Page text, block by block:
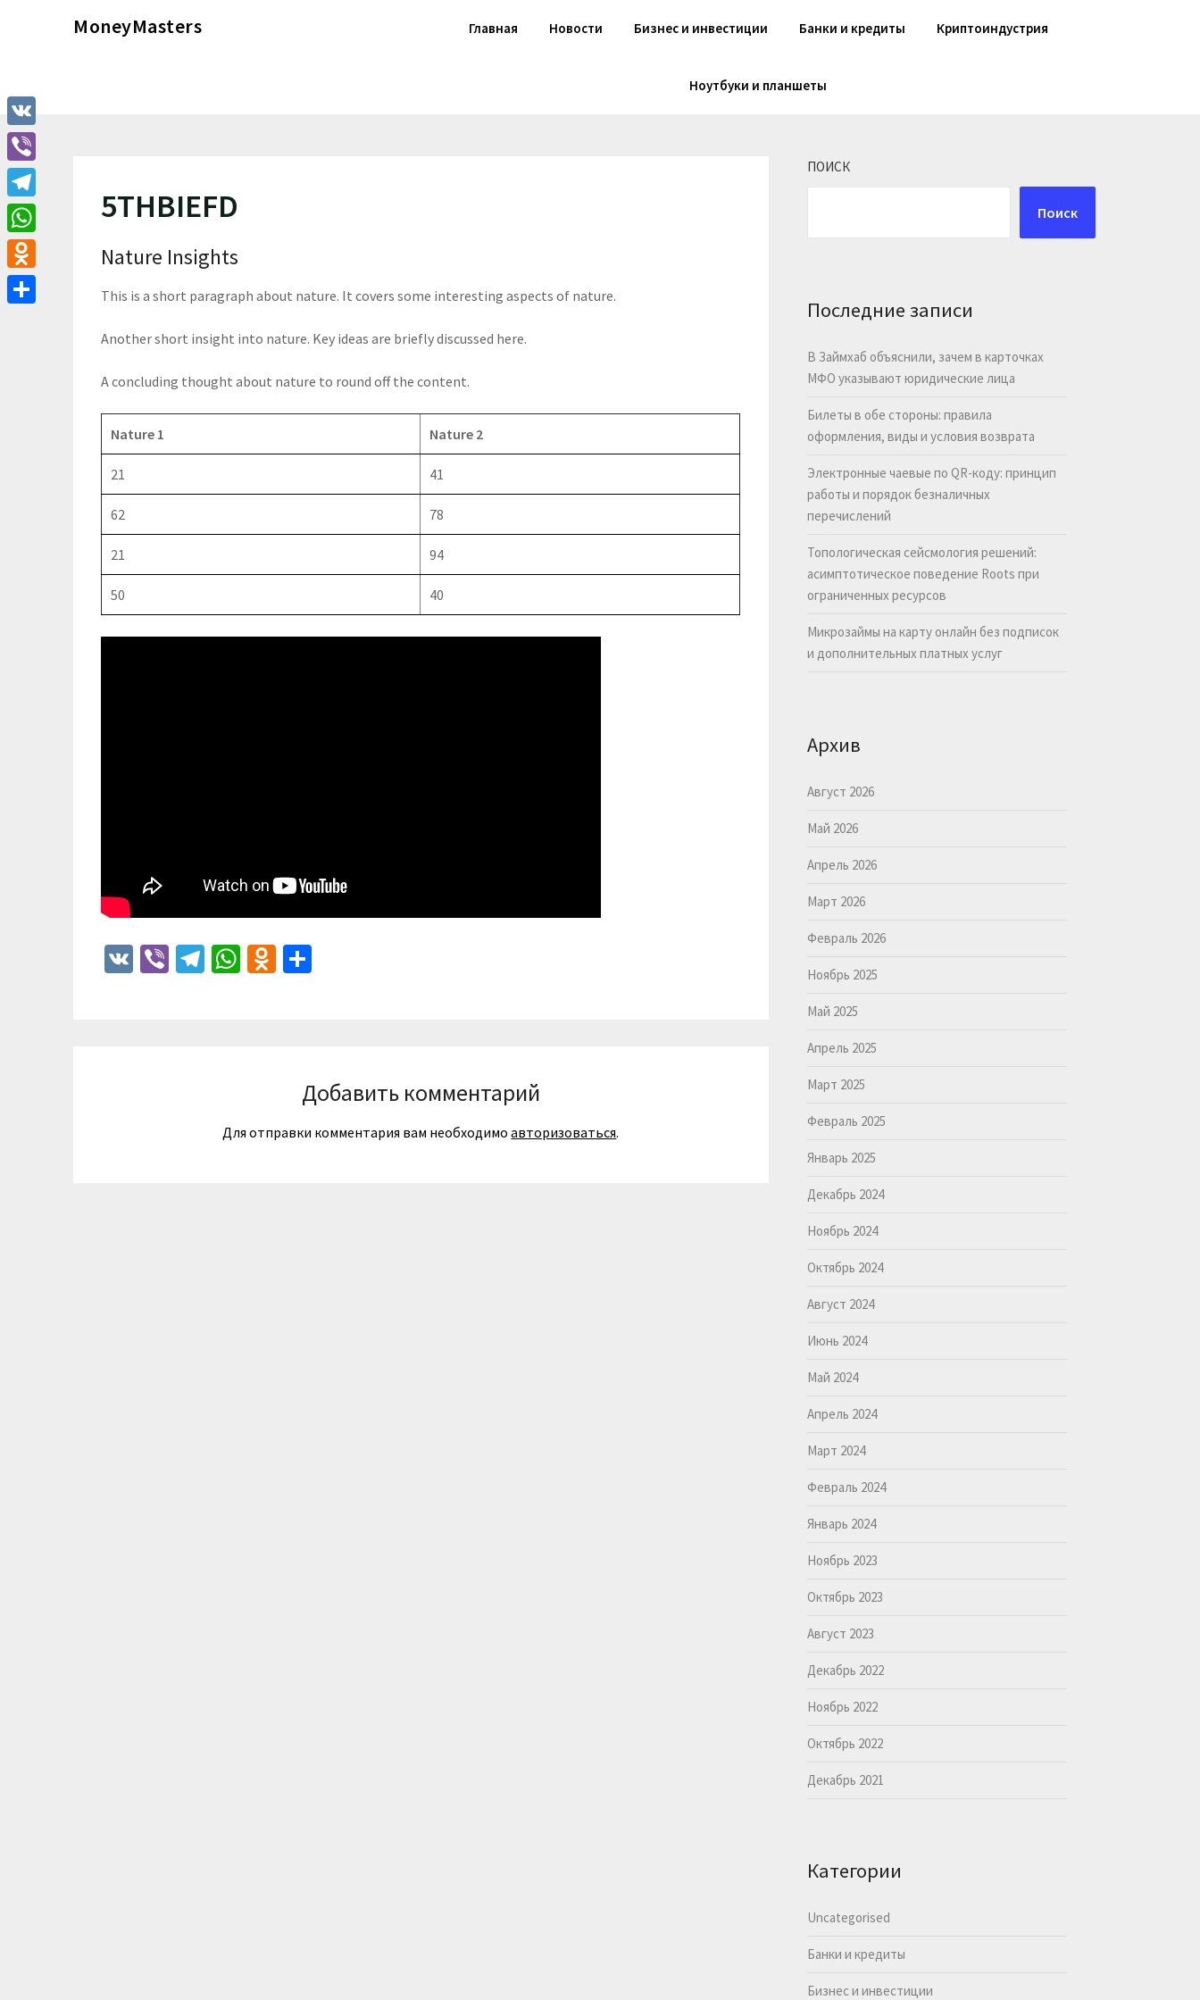
MoneyMasters Главная Новости Бизнес и инвестиции Банки и кредиты Криптоиндустрия
Ноутбуки и планшеты
5THBIEFD
Nature Insights
This is a short paragraph about nature. It covers some interesting aspects of nature.
Another short insight into nature. Key ideas are briefly discussed here.
A concluding thought about nature to round off the content.
Nature 1 Nature 2
21 41
62 78
21 94
50 40
VK ViberTelegram
WhatsApp
Odnoklassniki
Добавить комментарий
Для отправки комментария вам необходимоавторизоваться.
ПОИСК
Поиск
Последние записи
В Займхаб объяснили, зачем в карточках
МФО указывают юридические лица
Билеты в обе стороны: правила
оформления, виды и условия возврата
Электронные чаевые по QR-коду: принцип
работы и порядок безналичных
перечислений
Топологическая сейсмология решений:
асимптотическое поведение Roots при
ограниченных ресурсов
Микрозаймы на карту онлайн без подписок
и дополнительных платных услуг
Архив
Август 2026
Май 2026
Апрель 2026
Март 2026
Февраль 2026
Ноябрь 2025
Май 2025
Апрель 2025
Март 2025
Февраль 2025
Январь 2025
Декабрь 2024
Ноябрь 2024
Октябрь 2024
Август 2024
Июнь 2024
Май 2024
Апрель 2024
Март 2024
Февраль 2024
Январь 2024
Ноябрь 2023
Октябрь 2023
Август 2023
Декабрь 2022
Ноябрь 2022
Октябрь 2022
Декабрь 2021
Категории
Uncategorised
Банки и кредиты
Бизнес и инвестиции
VK
Viber
Telegram
WhatsApp
Odnoklassniki